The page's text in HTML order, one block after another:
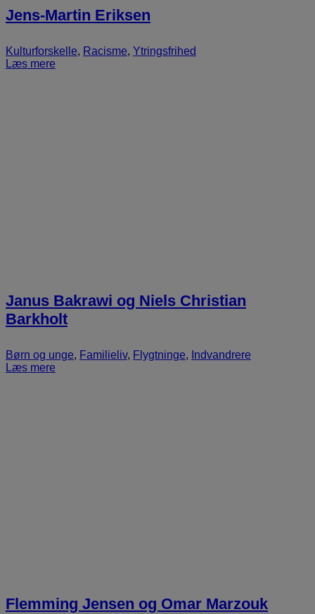
Jens-Martin Eriksen
Kulturforskelle, Racisme, Ytringsfrihed
Læs mere
Janus Bakrawi og Niels Christian
Barkholt
Børn og unge, Familieliv, Flygtninge, Indvandrere
Læs mere
Flemming Jensen og Omar Marzouk